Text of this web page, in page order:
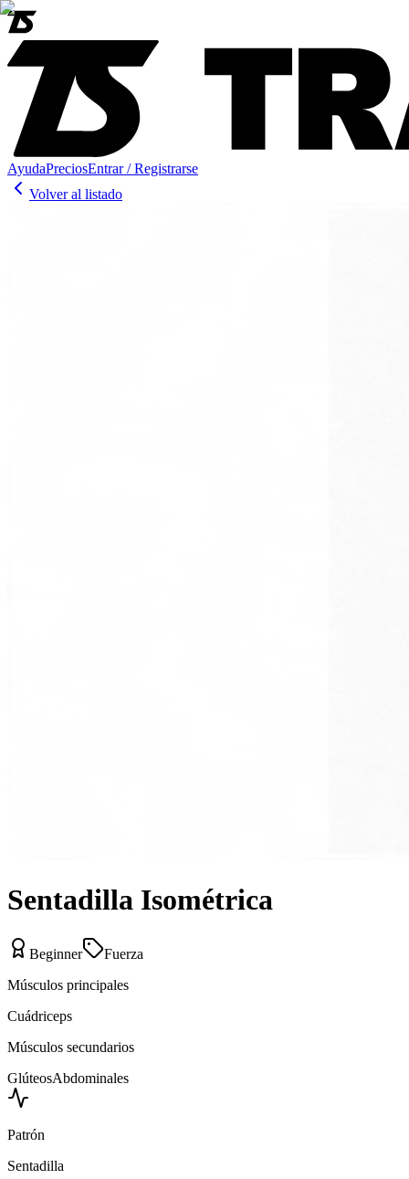
AyudaPreciosEntrar / Registrarse
Volver al listado
Sentadilla Isométrica
Beginner
Fuerza
Músculos principales
Cuádriceps
Músculos secundarios
GlúteosAbdominales
Patrón
Sentadilla